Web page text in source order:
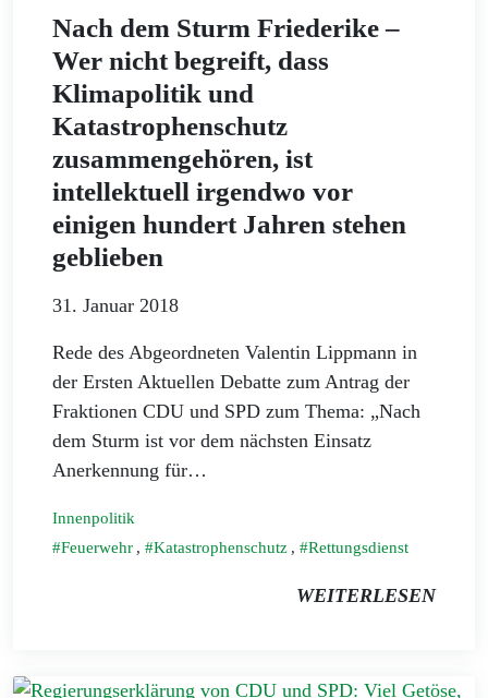
Nach dem Sturm Friederike –
Wer nicht begreift, dass
Klimapolitik und
Katastrophenschutz
zusammengehören, ist
intellektuell irgendwo vor
einigen hundert Jahren stehen
geblieben
31. Januar 2018
Rede des Abgeordneten Valentin Lippmann in
der Ersten Aktuellen Debatte zum Antrag der
Fraktionen CDU und SPD zum Thema: „Nach
dem Sturm ist vor dem nächsten Einsatz
Anerkennung für…
Innenpolitik
Feuerwehr , Katastrophenschutz , Rettungsdienst
WEITERLESEN